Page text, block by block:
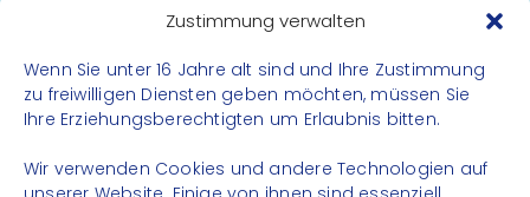
Zustimmung verwalten
Wenn Sie unter 16 Jahre alt sind und Ihre Zustimmung
zu freiwilligen Diensten geben möchten, müssen Sie
Ihre Erziehungsberechtigten um Erlaubnis bitten.
Wir verwenden Cookies und andere Technologien auf
Barrierefreiheit
Datenschutz
Impressum
Kontakt